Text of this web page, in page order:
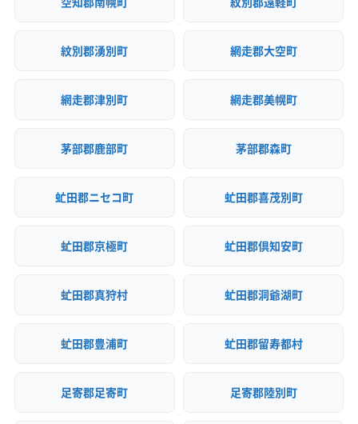
紋別郡湧別町 網走郡大空町
網走郡津別町 網走郡美幌町
茅部郡鹿部町 茅部郡森町
虻田郡ニセコ町 虻田郡喜茂別町
虻田郡京極町 虻田郡倶知安町
虻田郡真狩村 虻田郡洞爺湖町
虻田郡豊浦町 虻田郡留寿都村
足寄郡足寄町 足寄郡陸別町